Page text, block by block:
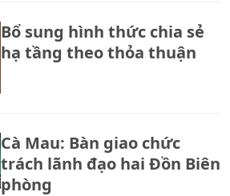
Bổ sung hình thức chia sẻ
hạ tầng theo thỏa thuận
Cà Mau: Bàn giao chức
trách lãnh đạo hai Đồn Biên
phòng